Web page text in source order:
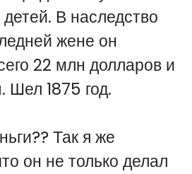
В наследство
жене он
22 млн долларов и
Шел 1875 год.
Так я же
он не только делал